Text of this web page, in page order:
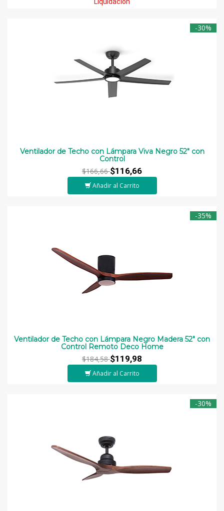
-30%
Ventilador de Techo con Lámpara Viva Negro 52" con
Control
$166,66$116,66
Añadir al Carrito
-35%
Ventilador de Techo con Lámpara Negro Madera 52" con
Control Remoto Deco Home
$184,58$119,98
Añadir al Carrito
-30%